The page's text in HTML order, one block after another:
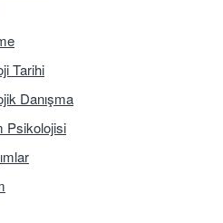
Tarihi
Danışma
Psikolojisi